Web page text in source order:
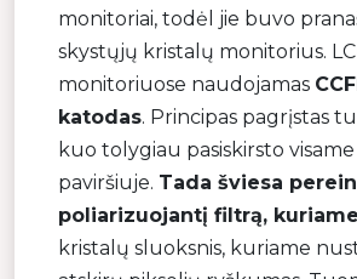
monitoriai, todėl jie buvo
skystųjų kristalų monitorius.
monitoriuose naudojamas
katodas. Principas pagrįstas
kuo tolygiau pasiskirsto
paviršiuje. Tada šviesa
poliarizuojantį filtrą, kuriame
kristalų sluoksnis, kuriame